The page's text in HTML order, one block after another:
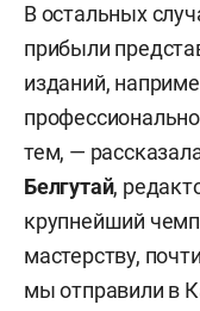
В остальных
прибыли
изданий,
тем, —
Белгутай,
крупнейший
мастерству,
мы отправили в